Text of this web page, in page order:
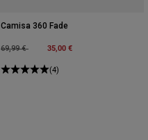
Camisa 360 Fade
Price reduced from
69,99 €to 35,00 €
(4)